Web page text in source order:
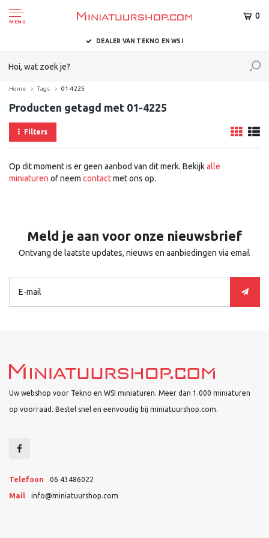
MENU
0
DEALER VAN TEKNO EN WSI
Home Tags 01-4225
Producten getagd met 01-4225
Filters
Op dit moment is er geen aanbod van dit merk. Bekijkalle
miniaturen of neem contactmet ons op.
Meld je aan voor onze nieuwsbrief
Ontvang de laatste updates, nieuws en aanbiedingen via email
Uw webshop voor Tekno en WSI miniaturen. Meer dan 1.000 miniaturen
op voorraad. Bestel snel en eenvoudig bij miniatuurshop.com.
Telefoon 06 43486022
Mail info@miniatuurshop.com